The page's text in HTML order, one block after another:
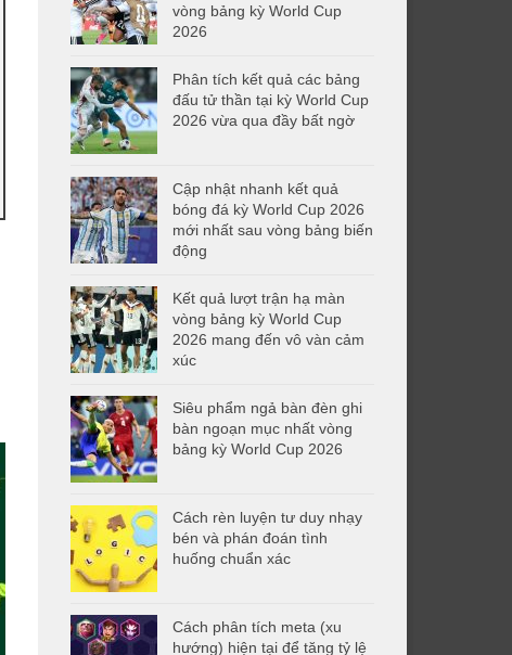
vòng bảng kỳ World Cup
2026
Phân tích kết quả các bảng
đấu tử thần tại kỳ World Cup
2026 vừa qua đầy bất ngờ
Cập nhật nhanh kết quả
bóng đá kỳ World Cup 2026
mới nhất sau vòng bảng biến
động
Kết quả lượt trận hạ màn
vòng bảng kỳ World Cup
2026 mang đến vô vàn cảm
xúc
Siêu phẩm ngả bàn đèn ghi
bàn ngoạn mục nhất vòng
bảng kỳ World Cup 2026
Cách rèn luyện tư duy nhạy
bén và phán đoán tình
huống chuẩn xác
Cách phân tích meta (xu
hướng) hiện tại để tăng tỷ lệ